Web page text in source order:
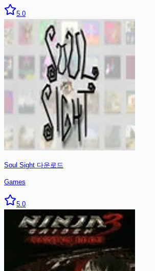
5.0
Soul Sight 다운로드
Games
5.0